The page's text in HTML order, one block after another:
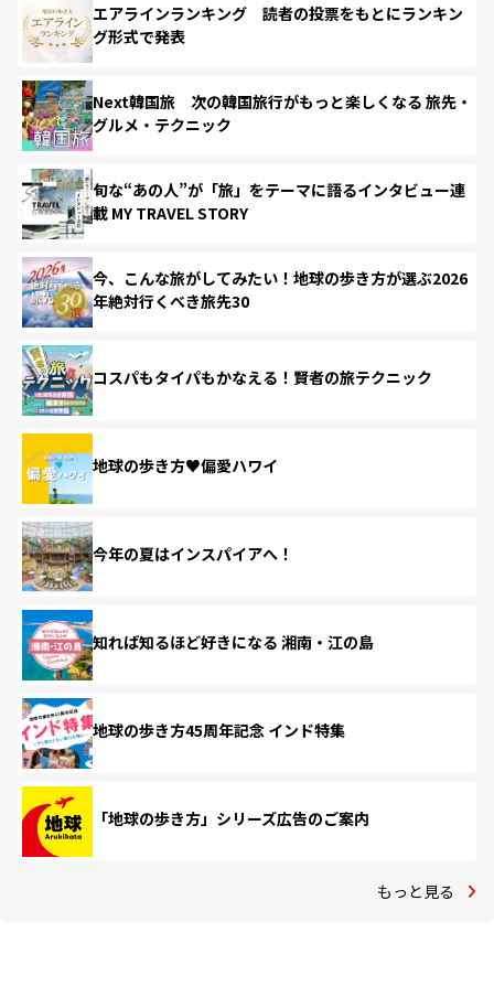
エアラインランキング 読者の投票をもとにランキン
グ形式で発表
Next韓国旅 次の韓国旅行がもっと楽しくなる 旅先・
グルメ・テクニック
旬な“あの人”が「旅」をテーマに語るインタビュー連
載 MY TRAVEL STORY
今、こんな旅がしてみたい！地球の歩き方が選ぶ2026
年絶対行くべき旅先30
コスパもタイパもかなえる！賢者の旅テクニック
地球の歩き方♥偏愛ハワイ
今年の夏はインスパイアへ！
知れば知るほど好きになる 湘南・江の島
地球の歩き方45周年記念 インド特集
「地球の歩き方」シリーズ広告のご案内
もっと見る